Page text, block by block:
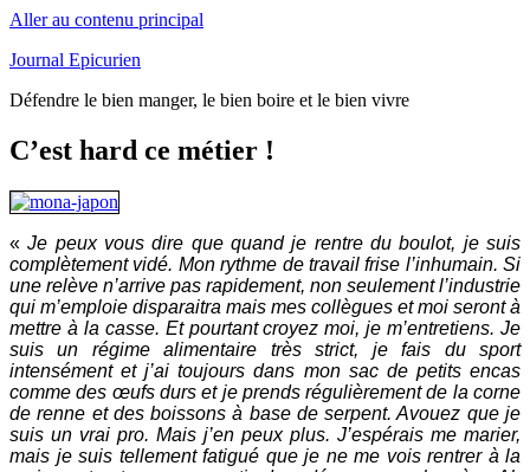
Aller au contenu principal
Journal Epicurien
Défendre le bien manger, le bien boire et le bien vivre
C’est hard ce métier !
«Je peux vous dire que quand je rentre du boulot, je suis
complètement vidé. Mon rythme de travail frise l’inhumain. Si
une relève n’arrive pas rapidement, non seulement l’industrie
qui m’emploie disparaitra mais mes collègues et moi seront à
mettre à la casse. Et pourtant croyez moi, je m’entretiens. Je
suis un régime alimentaire très strict, je fais du sport
intensément et j’ai toujours dans mon sac de petits encas
comme des œufs durs et je prends régulièrement de la corne
de renne et des boissons à base de serpent. Avouez que je
suis un vrai pro. Mais j’en peux plus. J’espérais me marier,
mais je suis tellement fatigué que je ne me vois rentrer à la